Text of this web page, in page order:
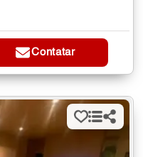
Contatar